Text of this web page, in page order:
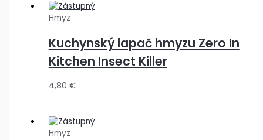
Hmyz
Kuchynský lapač hmyzu Zero In
Kitchen Insect Killer
4,80 €
Hmyz